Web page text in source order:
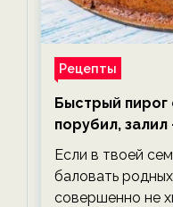
Рецепты
Быстрый пирог
порубил,
тревожась о
Если в твоей
баловать
совершенно не